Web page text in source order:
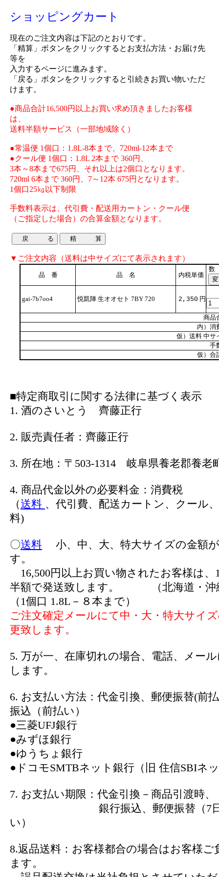
ショッピングカート
現在のご注文内容は下記のとおりです。
「精算」ボタンをクリックするとお支払方法・お届け先
等を
入力するページに進みます。
「戻る」ボタンをクリックすると引続きお買い物いただ
けます。
●商品合計16,500円以上お買い求め頂きましたお客様
は、
送料半額サービス（一部地域除く）
●常温便 1個口：1.8L-8本まで、720ml-12本まで
●クール便 1個口：1.8L 2本まで 360円、
3本～8本まで675円、それ以上は2個口となります。
720ml 6本まで 360円、7～12本 675円となります。
1個口25㎏以下制限
手数料表示は、代引費・配送用カートン・クール便
（ご指定した場合）の合算金額となります。
▼ご注文内容（送料は中サイズにて表示されます）
品 番 品 名 内税単価
数
gai-7b7oo4 悦凱陣 生オオセト 7BY 720 2,350 円
商品
内）消
仮）送料 中サ
手
仮）合
■特定商取引に関する法律に基づく表示
1. 酒のさいとう 齊藤正行
2. 販売責任者：齊藤正行
3. 所在地：〒503-1314 岐阜県養老郡養老
4. 商品代金以外の必要料金：消費税
（送料 、代引費、配送カートン、クール
料)
〇送料 小、中、大、特大サイズの金額
す。
16,500円以上お買い物されたお客様は、
半額で発送致します。 （北海道・沖
（1個口 1.8L－８本まで）
ご注文確定メールにて中・大・特大サイ
更致します。
5. 万が一、在庫切れの場合、電話、メー
します。
6. お支払い方法：代金引換、郵便振替(前
振込（前払い）
●三菱UFJ銀行
●みずほ銀行
●ゆうちょ銀行
●ドコモSMTBネット銀行（旧 住信SBIネ
7. お支払い期限：代金引換－商品引渡時、
銀行振込、郵便振替（7日
い）
8.返品送料：お客様都合の場合はお客様ご
ます。